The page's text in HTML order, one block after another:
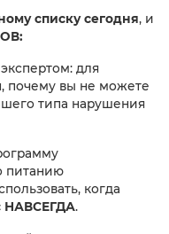
списку сегодня, и
для
почему вы не можете
типа нарушения
питанию
когда
НАВСЕГДА.